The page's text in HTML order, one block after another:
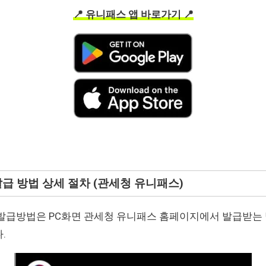
📍 유니패스 앱 바로가기 📍
급 방법 상세 절차 (관세청 유니패스)
급방법은 PC화면 관세청 유니패스 홈페이지에서 발급받는
.